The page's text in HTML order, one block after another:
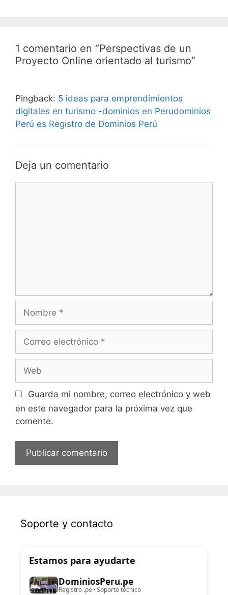
1 comentario en “Perspectivas de un
Proyecto Online orientado al turismo”
Pingback: 5 ideas para emprendimientos
digitales en turismo -dominios en Perudominios
Perú es Registro de Dominios Perú
Deja un comentario
Guarda mi nombre, correo electrónico y web
en este navegador para la próxima vez que
comente.
Soporte y contacto
Estamos para ayudarte
DominiosPeru.pe
Registro .pe · Soporte técnico